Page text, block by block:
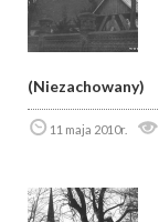
(Niezachowany)
11 maja 2010r.